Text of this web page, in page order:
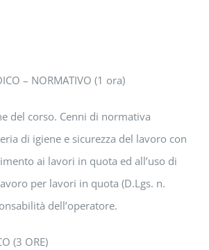
– NORMATIVO (1 ora)
del corso. Cenni di normativa
di igiene e sicurezza del lavoro con
ai lavori in quota ed all’uso di
per lavori in quota (D.Lgs. n.
dell’operatore.
(3 ORE)